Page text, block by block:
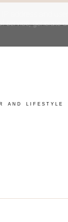
AND LIFESTYLE
address and
generate